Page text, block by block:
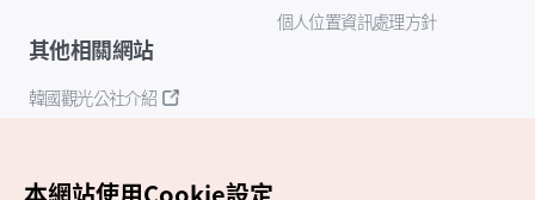
個人位置資訊處理方針
其他相關網站
韓國觀光公社介紹